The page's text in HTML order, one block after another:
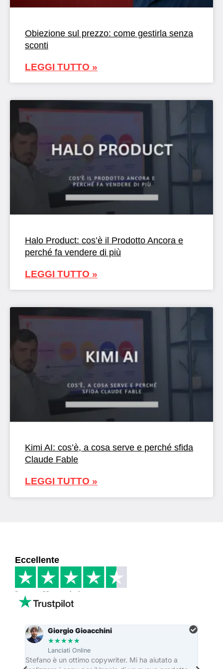
Obiezione sul prezzo: come gestirla senza
sconti
LEGGI TUTTO »
Halo Product: cos’è il Prodotto Ancora e
perché fa vendere di più
LEGGI TUTTO »
Kimi AI: cos’è, a cosa serve e perché sfida
Claude Fable
LEGGI TUTTO »
Eccellente
Basato su 33 recensioni
Giorgio Gioacchini
★★★★★
Lanciati Online
Stefano è un ottimo copywriter. Mi ha aiutato a